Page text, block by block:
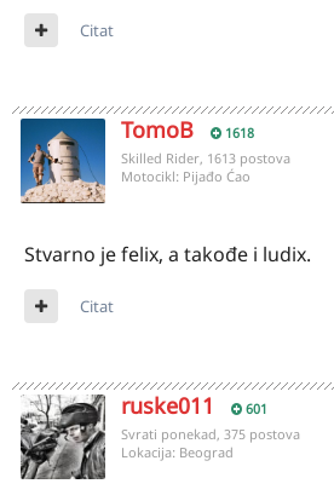
Citat
TomoB 1618
Skilled Rider, 1613 postova
Motocikl: Pijađo Ćao
Stvarno je felix, a takođe i ludix.
Citat
ruske011 601
Svrati ponekad, 375 postova
Lokacija: Beograd